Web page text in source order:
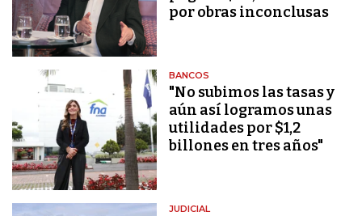
por obras inconclusas
BANCOS
"No subimos las tasas y
aún así logramos unas
utilidades por $1,2
billones en tres años"
JUDICIAL